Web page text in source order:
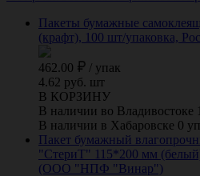
Пакеты бумажные
(крафт), 100 шт/упаковка,
462.00 / упак
4.62 руб. шт
В КОРЗИНУ
В наличии во Владивостоке
В наличии в Хабаровске 0
Пакет бумажный
"СтериТ" 115*200 мм
(ООО "НПФ "Винар")